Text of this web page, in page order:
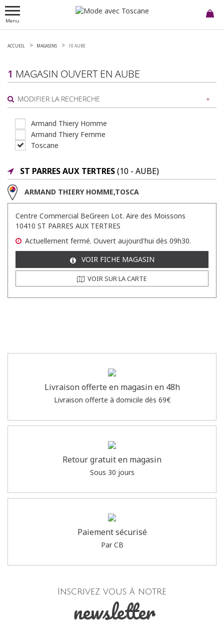
Menu
ACCUEIL MAGASINS 10 AUBE
1 MAGASIN OUVERT EN AUBE
MODIFIER LA RECHERCHE
Armand Thiery Homme
Armand Thiery Femme
Toscane
ST PARRES AUX TERTRES(10 - AUBE)
ARMAND THIERY HOMME,TOSCA
Centre Commercial BeGreen Lot. Aire des Moissons
10410 ST PARRES AUX TERTRES
Actuellement fermé. Ouvert aujourd'hui dès 09h30.
VOIR FICHE MAGASIN
VOIR SUR LA CARTE
Livraison offerte en magasin en 48h
Livraison offerte à domicile dès 69€
Retour gratuit en magasin
Sous 30 jours
Paiement sécurisé
Par CB
Inscrivez vous à notre
newsletter